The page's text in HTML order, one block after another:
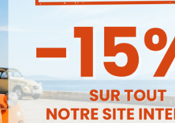
AZUR
Prix public :98,00 €
Prix clubRenov 2cv :91,14 €
